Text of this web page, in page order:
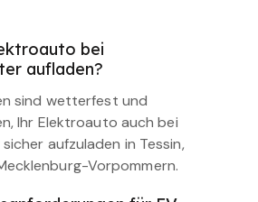
bei
aufladen?
sind wetterfest und
Ihr Elektroauto auch bei
aufzuladen in Tessin,
Vorpommern.